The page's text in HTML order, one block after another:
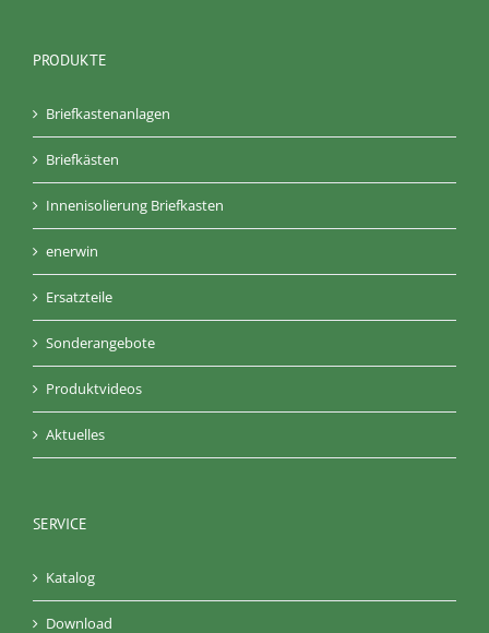
PRODUKTE
Briefkastenanlagen
Briefkästen
Innenisolierung Briefkasten
enerwin
Ersatzteile
Sonderangebote
Produktvideos
Aktuelles
SERVICE
Katalog
Download